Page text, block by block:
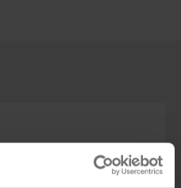
bleibt
Stadt